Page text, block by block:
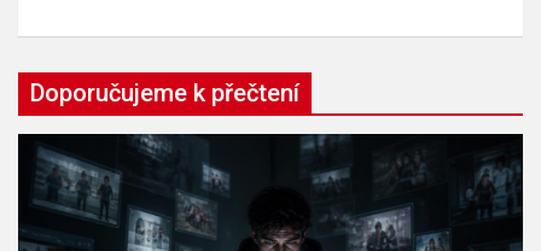
Doporučujeme k přečtení